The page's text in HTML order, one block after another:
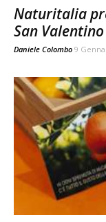
Naturitalia
San Valentino
Daniele Colombo 9